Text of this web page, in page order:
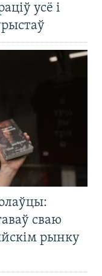
усё і
сваю
рынку